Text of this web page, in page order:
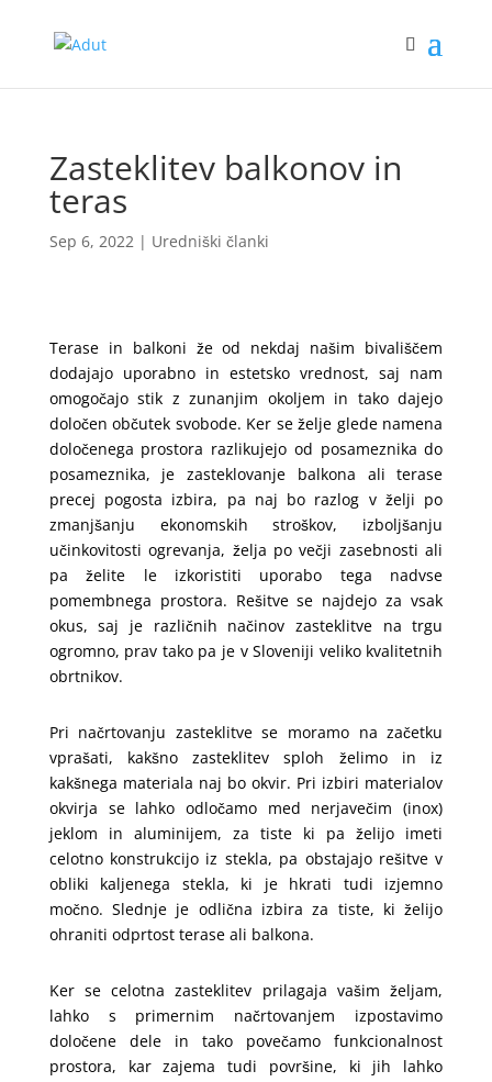
Zasteklitev balkonov in
teras
Sep 6, 2022| Uredniški članki
Terase in balkoni že od nekdaj našim bivališčem
dodajajo uporabno in estetsko vrednost, saj nam
omogočajo stik z zunanjim okoljem in tako dajejo
določen občutek svobode. Ker se želje glede namena
določenega prostora razlikujejo od posameznika do
posameznika, je zasteklovanje balkona ali terase
precej pogosta izbira, pa naj bo razlog v želji po
zmanjšanju ekonomskih stroškov, izboljšanju
učinkovitosti ogrevanja, želja po večji zasebnosti ali
pa želite le izkoristiti uporabo tega nadvse
pomembnega prostora. Rešitve se najdejo za vsak
okus, saj je različnih načinov zasteklitve na trgu
ogromno, prav tako pa je v Sloveniji veliko kvalitetnih
obrtnikov.
Pri načrtovanju zasteklitve se moramo na začetku
vprašati, kakšno zasteklitev sploh želimo in iz
kakšnega materiala naj bo okvir. Pri izbiri materialov
okvirja se lahko odločamo med nerjavečim (inox)
jeklom in aluminijem, za tiste ki pa želijo imeti
celotno konstrukcijo iz stekla, pa obstajajo rešitve v
obliki kaljenega stekla, ki je hkrati tudi izjemno
močno. Slednje je odlična izbira za tiste, ki želijo
ohraniti odprtost terase ali balkona.
Ker se celotna zasteklitev prilagaja vašim željam,
lahko s primernim načrtovanjem izpostavimo
določene dele in tako povečamo funkcionalnost
prostora, kar zajema tudi površine, ki jih lahko